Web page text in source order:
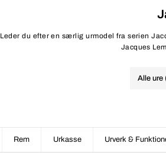
Leder du efter en særlig urmodel fra serien
Jacques
Alle ure
Rem Urkasse Urverk &